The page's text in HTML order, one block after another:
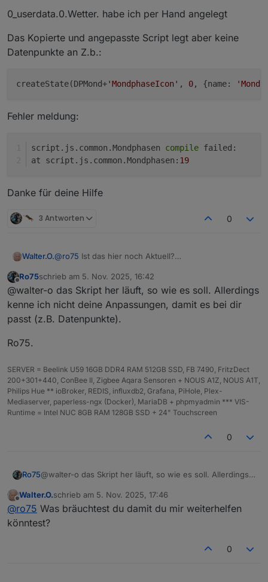
0_userdata.0.Wetter. habe ich per Hand angelegt
Das Kopierte und angepasste Script legt aber keine
Datenpunkte an Z.b.:
createState(DPMond+'MondphaseIcon' , 0, {name:
Fehler meldung:
script.js.common.Mondphasen compile failed:
at script.js.common.Mondphasen: 19
Danke für deine Hilfe
3 Antworten 0
Walter.O.@ro75 Ist das hier noch Aktuell?
Ich kann diesen Alias so wie du Ihn Beschreibst nicht
Anlegen, Alias Manager v2.0.0
Ich kenne mich mit dem Alias Manager nicht wirklich
0_userdata.0.Wetter. habe ich per Hand angelegt
Das Kopierte und angepasste Script legt aber keine
Datenpunkte an Z.b.:
script.js.common.Mondphasen compile failed:
Danke für deine Hilfe
Offline
Ro75schrieb am 5. Nov. 2025, 16:42
zuletzt editiert von
@walter-o das Skript her läuft, so wie es soll. Allerdings
kenne ich nicht deine Anpassungen, damit es bei dir
passt (z.B. Datenpunkte).
Ro75.
SERVER = Beelink U59 16GB DDR4 RAM 512GB SSD, FB 7490, FritzDect
200+301+440, ConBee II, Zigbee Aqara Sensoren + NOUS A1Z, NOUS A1T,
Philips Hue ** ioBroker, REDIS, influxdb2, Grafana, PiHole, Plex-
Mediaserver, paperless-ngx (Docker), MariaDB + phpmyadmin *** VIS-
Runtime = Intel NUC 8GB RAM 128GB SSD + 24" Touchscreen
0
Ro75@walter-o das Skript her läuft, so wie es soll. Allerdings
passt (z.B. Datenpunkte).
Ro75.
Offline
Walter.O.schrieb am 5. Nov. 2025, 17:46
zuletzt editiert von
@ro75 Was bräuchtest du damit du mir weiterhelfen
könntest?
0